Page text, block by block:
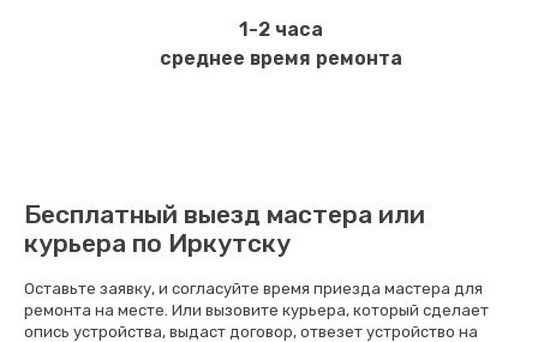
1-2 часа
среднее время ремонта
Бесплатный выезд мастера или
курьера по Иркутску
Оставьте заявку, и согласуйте время приезда мастера для
ремонта на месте. Или вызовите курьера, который сделает
опись устройства, выдаст договор, отвезет устройство на